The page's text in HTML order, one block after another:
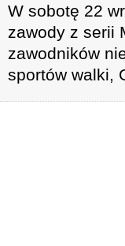
W sobotę 22
zawody z serii
zawodników
sportów walki,